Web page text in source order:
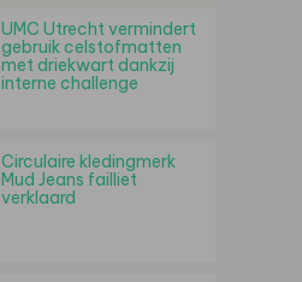
UMC Utrecht vermindert
gebruik celstofmatten
met driekwart dankzij
interne challenge
Circulaire kledingmerk
Mud Jeans failliet
verklaard